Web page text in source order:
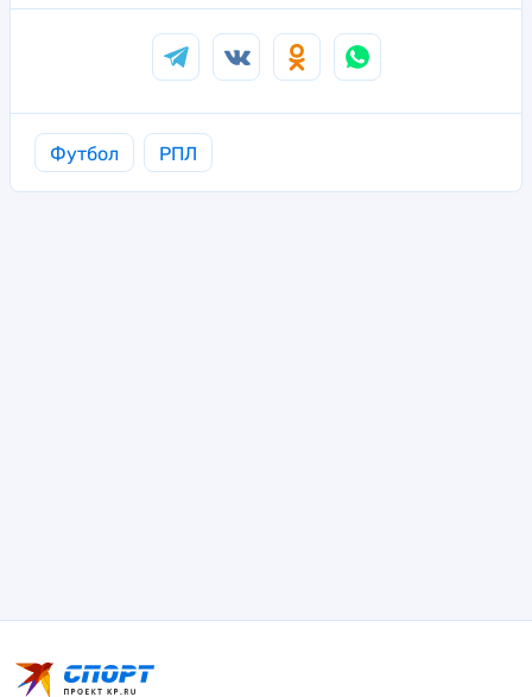
Футбол РПЛ